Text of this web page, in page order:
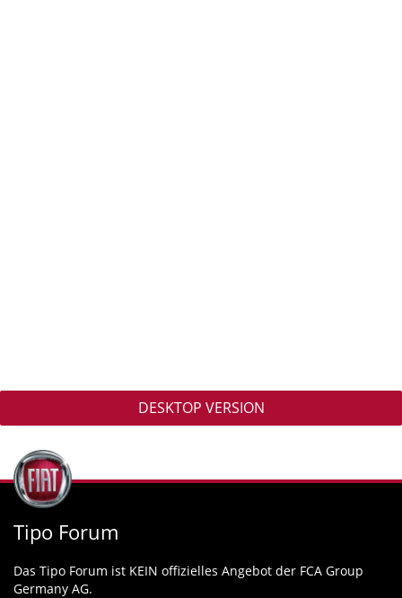
DESKTOP VERSION
Tipo Forum
Das Tipo Forum ist KEIN offizielles Angebot der FCA Group
Germany AG.